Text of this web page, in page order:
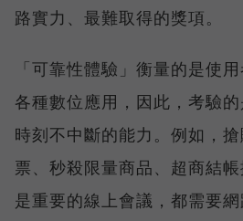
路實力、最難取得的獎項。
「可靠性體驗」衡量的是使
各種數位應用，因此，考驗
時刻不中斷的能力。例如，
票、秒殺限量商品、超商結
是重要的線上會議，都需要